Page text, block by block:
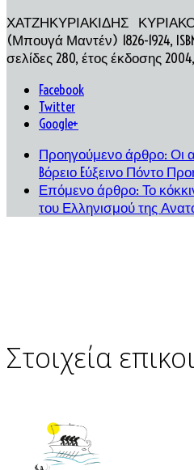
ΧΑΤΖΗΚΥΡΙΑΚΙΔΗΣ
(Μπουγά Μαντέν) 1826-1924,
σελίδες 280, έτος έκδοσης
Facebook
Twitter
Google+
Προηγούμενο άρθρο: Οι
Bόρειο Eύξεινο Πόντο
Επόμενο άρθρο: Το
του Ελληνισμού της
Στοιχεία